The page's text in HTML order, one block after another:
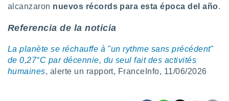
alcanzaron nuevos récords para esta época del año.
Referencia de la noticia
La planète se réchauffe à "un rythme sans précédent"
de 0,27°C par décennie, du seul fait des activités
humaines, alerte un rapport, FranceInfo, 11/06/2026